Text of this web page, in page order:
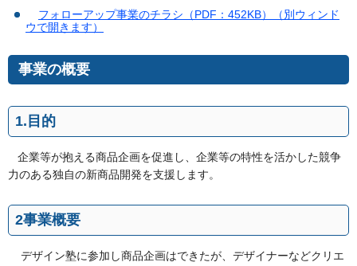
フォローアップ事業のチラシ（PDF：452KB）（別ウィンド
ウで開きます）
事業の概要
1.目的
企業等が抱える商品企画を促進し、企業等の特性を活かした競争
力のある独自の新商品開発を支援します。
2事業概要
デザイン塾に参加し商品企画はできたが、デザイナーなどクリエ